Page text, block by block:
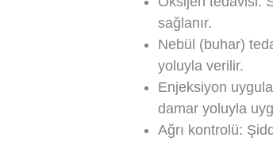
sağlanır.
Nebül (buhar)
yoluyla verilir.
Enjeksiyon
damar yoluyla
Ağrı kontrolü: